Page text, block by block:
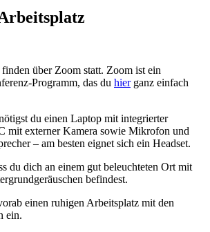
über Zoom statt. Zoom ist ein
Programm, das du hierganz einfach
du einen Laptop mit integrierter
mit externer Kamera sowie Mikrofon und
– am besten eignet sich ein Headset.
du dich an einem gut beleuchteten Ort mit
befindest.
einen ruhigen Arbeitsplatz mit den
ein.